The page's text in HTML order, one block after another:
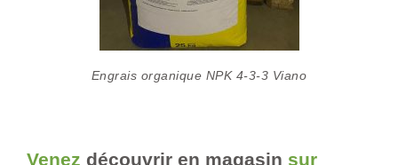
Engrais organique NPK 4-3-3 Viano
Venez découvrir en magasin sur